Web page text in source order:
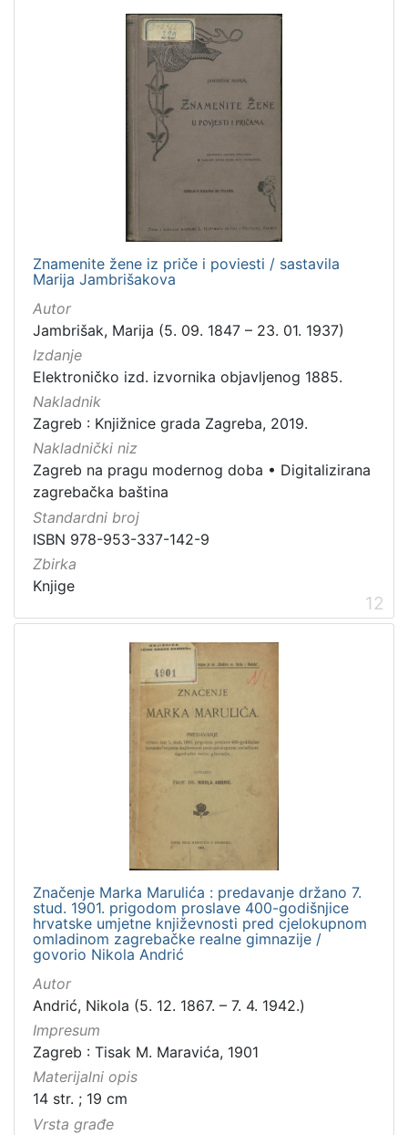
Znamenite žene iz priče i poviesti / sastavila
Marija Jambrišakova
Autor
Jambrišak, Marija (5. 09. 1847 – 23. 01. 1937)
Izdanje
Elektroničko izd. izvornika objavljenog 1885.
Nakladnik
Zagreb : Knjižnice grada Zagreba, 2019.
Nakladnički niz
Zagreb na pragu modernog doba • Digitalizirana
zagrebačka baština
Standardni broj
ISBN 978-953-337-142-9
Zbirka
Knjige
12
Značenje Marka Marulića : predavanje držano 7.
stud. 1901. prigodom proslave 400-godišnjice
hrvatske umjetne književnosti pred cjelokupnom
omladinom zagrebačke realne gimnazije /
govorio Nikola Andrić
Autor
Andrić, Nikola (5. 12. 1867. – 7. 4. 1942.)
Impresum
Zagreb : Tisak M. Maravića, 1901
Materijalni opis
14 str. ; 19 cm
Vrsta građe